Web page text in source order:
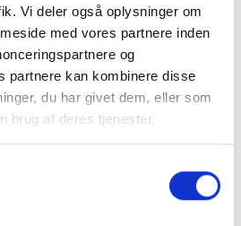
Vi deler også oplysninger om
med vores partnere inden
og
partnere kan kombinere disse
du har givet dem, eller som
brug af deres tjenester.